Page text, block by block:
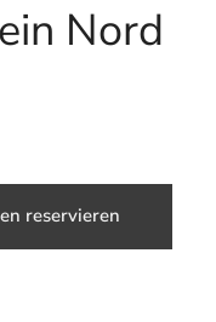
Nord
reservieren